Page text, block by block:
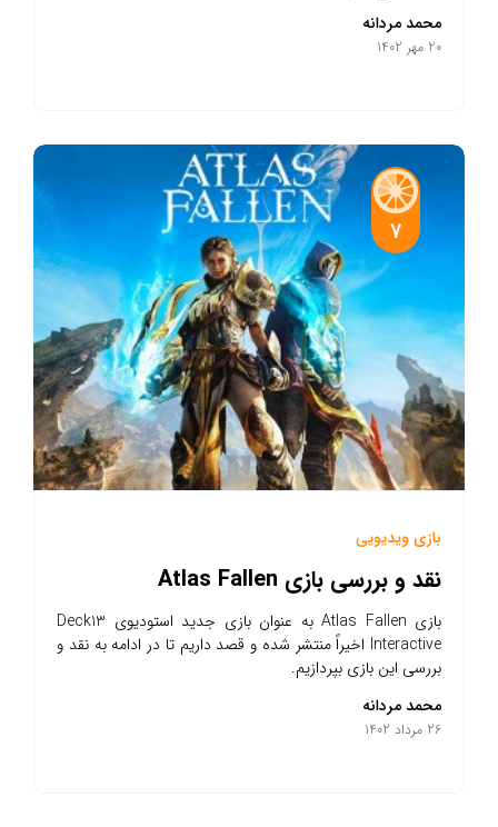
محمد مردانه
20 مهر 1402
7
بازی ویدیویی
نقد و بررسی بازی Atlas Fallen
بازی Atlas Fallen به عنوان بازی جدید استودیوی Deck13
Interactive اخیراً منتشر شده و قصد داریم تا در ادامه به نقد و
بررسی این بازی بپردازیم.
محمد مردانه
26 مرداد 1402